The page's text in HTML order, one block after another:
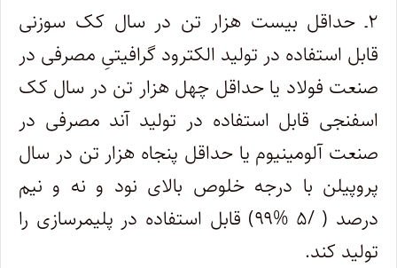
۲ـ حداقل بیست هزار تن در سال کک سوزنی
قابل استفاده در تولید الکترود گرافیتیِ مصرفی در
صنعت فولاد یا حداقل چهل هزار تن در سال کک
اسفنجی قابل استفاده در تولید آند مصرفی در
صنعت آلومینیوم یا حداقل پنجاه هزار تن در سال
پروپیلن با درجه خلوص بالای نود و نه و نیم
درصد ( /۵ %۹۹) قابل استفاده در پلیمرسازی را
تولید کند.